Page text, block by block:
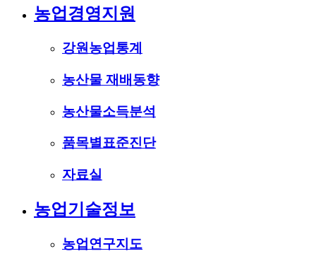
농업경영지원
강원농업통계
농산물 재배동향
농산물소득분석
품목별표준진단
자료실
농업기술정보
농업연구지도